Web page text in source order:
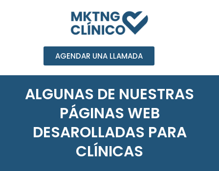
AGENDAR UNA LLAMADA
ALGUNAS DE NUESTRAS
PÁGINAS WEB
DESAROLLADAS PARA
CLÍNICAS